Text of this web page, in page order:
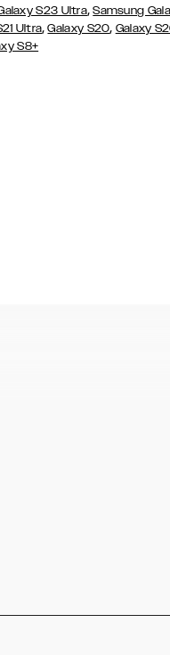
S23 Ultra,Samsung
Ultra,Galaxy S20, Galaxy
S8+